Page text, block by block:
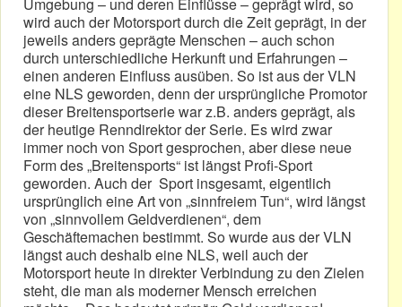
Umgebung – und deren Einflüsse – geprägt wird, so
wird auch der Motorsport durch die Zeit geprägt, in der
jeweils anders geprägte Menschen – auch schon
durch unterschiedliche Herkunft und Erfahrungen –
einen anderen Einfluss ausüben. So ist aus der VLN
eine NLS geworden, denn der ursprüngliche Promotor
dieser Breitensportserie war z.B. anders geprägt, als
der heutige Renndirektor der Serie. Es wird zwar
immer noch von Sport gesprochen, aber diese neue
Form des „Breitensports“ ist längst Profi-Sport
geworden. Auch der Sport insgesamt, eigentlich
ursprünglich eine Art von „sinnfreiem Tun“, wird längst
von „sinnvollem Geldverdienen“, dem
Geschäftemachen bestimmt. So wurde aus der VLN
längst auch deshalb eine NLS, weil auch der
Motorsport heute in direkter Verbindung zu den Zielen
steht, die man als moderner Mensch erreichen